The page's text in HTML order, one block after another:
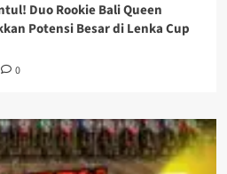
Duo Rookie Bali Queen
Potensi Besar di Lenka Cup
0